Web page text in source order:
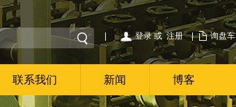
询盘车
|
登录或注册
联系我们 新闻 博客